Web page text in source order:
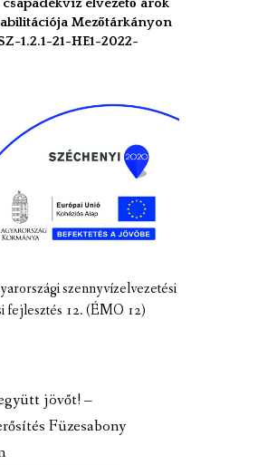
Mezőtárkányon
1.2.1-21-HE1-2022-
szennyvízelvezetési
fejlesztés 12. (ÉMO 12)
jövőt! –
Füzesabony